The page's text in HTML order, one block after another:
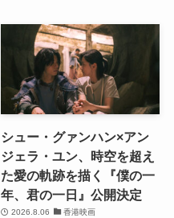
シュー・グァンハン×アン
ジェラ・ユン、時空を超え
た愛の軌跡を描く『僕の一
年、君の一日』公開決定
2026.8.06 香港映画